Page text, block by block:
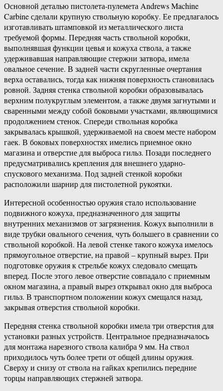
Основной деталью пистолета-пулемета Andrews Machine
Carbine сделали крупную ствольную коробку. Ее предлагалось
изготавливать штамповкой из металлического листа
требуемой формы. Передняя часть ствольной коробки,
выполнявшая функции цевья и кожуха ствола, а также
удерживавшая направляющие стержни затвора, имела
овальное сечение. В задней части скругленные очертания
верха оставались, тогда как нижняя поверхность становилась
ровной. Задняя стенка ствольной коробки образовывалась
верхним полукруглым элементом, а также двумя загнутыми и
сваренными между собой боковыми участками, являющимися
продолжением стенок. Спереди ствольная коробка
закрывалась крышкой, удерживаемой на своем месте набором
гаек. В боковых поверхностях имелись приемное окно
магазина и отверстие для выброса гильз. Позади последнего
предусматривались крепления для внешнего ударно-
спускового механизма. Под задней стенкой коробки
расположили шарнир для пистолетной рукоятки.
Интересной особенностью оружия стало использование
подвижного кожуха, предназначенного для защиты
внутренних механизмов от загрязнения. Кожух выполнили в
виде трубки овального сечения, чуть большего в сравнении со
ствольной коробкой. На левой стенке такого кожуха имелось
прямоугольное отверстие, на правой – крупный вырез. При
подготовке оружия к стрельбе кожух следовало смещать
вперед. После этого левое отверстие совпадало с приемным
окном магазина, а правый вырез открывал окно для выброса
гильз. В транспортном положении кожух смещался назад,
закрывая отверстия ствольной коробки.
Передняя стенка ствольной коробки имела три отверстия для
установки разных устройств. Центральное предназначалось
для монтажа нарезного ствола калибра 9 мм. На ствол
приходилось чуть более трети от общей длины оружия.
Сверху и снизу от ствола на гайках крепились передние
торцы направляющих стержней затвора.